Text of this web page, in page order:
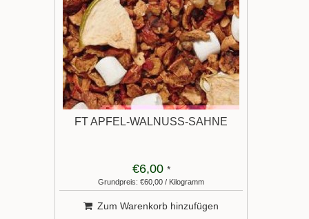
FT APFEL-WALNUSS-SAHNE
€6,00 *
Grundpreis: €60,00 / Kilogramm
Zum Warenkorb hinzufügen